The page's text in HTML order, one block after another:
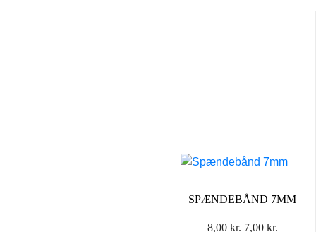
SPÆNDEBÅND 7MM
8,00kr. Den
7,00 kr.